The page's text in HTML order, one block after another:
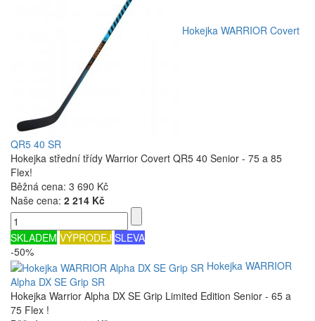
Hokejka WARRIOR Covert
QR5 40 SR
Hokejka střední třídy Warrior Covert QR5 40 Senior - 75 a 85
Flex!
Běžná cena: 3 690 Kč
Naše cena: 2 214 Kč
SKLADEM VÝPRODEJ SLEVA
-50%
Hokejka WARRIOR
Alpha DX SE Grip SR
Hokejka Warrior Alpha DX SE Grip Limited Edition Senior - 65 a
75 Flex !